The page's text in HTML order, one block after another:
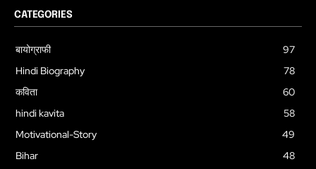
CATEGORIES
बायोग्राफी
97
Hindi Biography
78
कविता
60
hindi kavita
58
Motivational-Story
49
Bihar
48